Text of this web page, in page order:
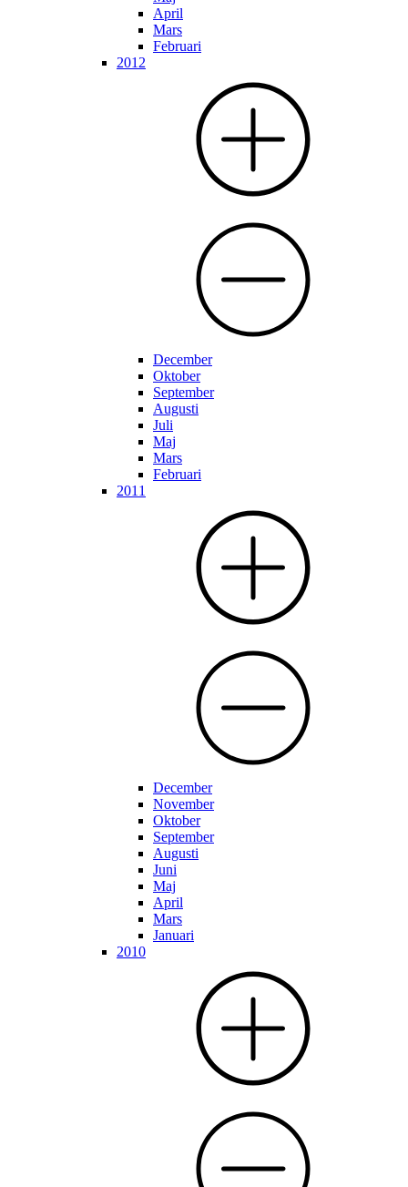
April
Mars
Februari
2012
December
Oktober
September
Augusti
Juli
Maj
Mars
Februari
2011
December
November
Oktober
September
Augusti
Juni
Maj
April
Mars
Januari
2010